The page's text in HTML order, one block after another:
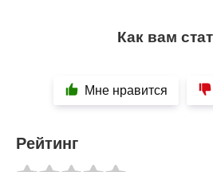
Как вам
Мне нравится
Рейтинг